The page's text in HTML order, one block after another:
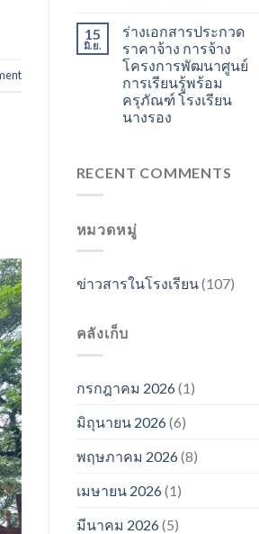
15
มิ.ย.
ร่างเอกสารประกวด
ราคาจ้าง การจ้าง
โครงการพัฒนาศูนย์
การเรียนรู้พร้อม
ครุภัณฑ์ โรงเรียน
นางรอง
RECENT COMMENTS
หมวดหมู่
ข่าวสารในโรงเรียน(107)
คลังเก็บ
กรกฎาคม 2026(1)
มิถุนายน 2026(6)
พฤษภาคม 2026(8)
เมษายน 2026(1)
มีนาคม 2026(5)